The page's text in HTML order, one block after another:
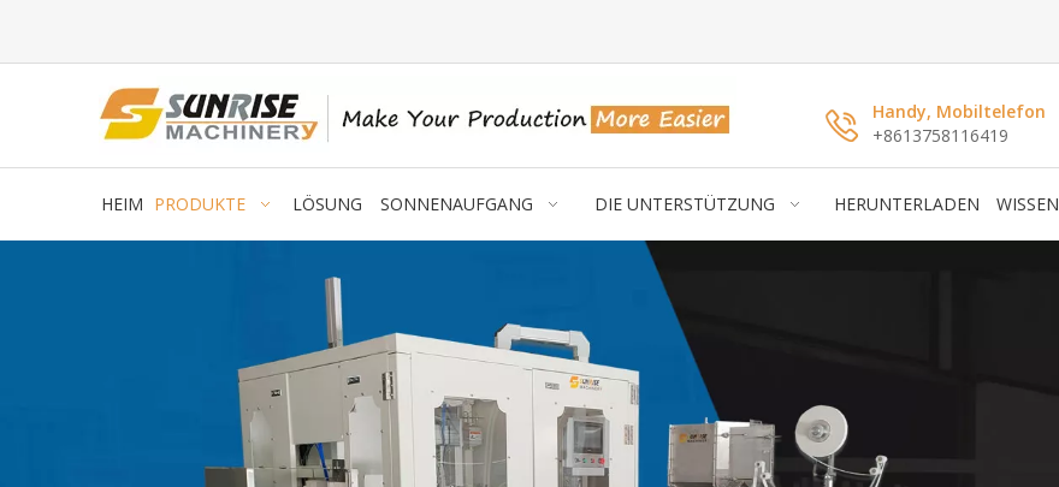
Handy, Mobiltelefon
+8613758116419
HEIM PRODUKTE LÖSUNG SONNENAUFGANG DIE UNTERSTÜTZUNG HERUNTERLADEN WISSEN